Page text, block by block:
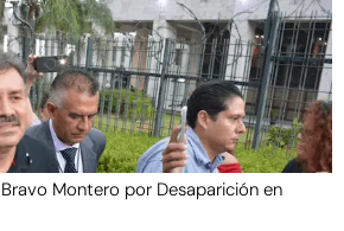
Montero por Desaparición en